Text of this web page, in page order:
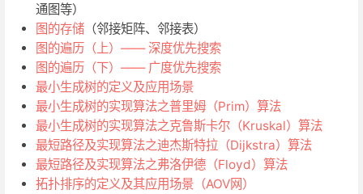
通图等）
图的存储（邻接矩阵、邻接表）
图的遍历（上）—— 深度优先搜索
图的遍历（下）—— 广度优先搜索
最小生成树的定义及应用场景
最小生成树的实现算法之普里姆（Prim）算法
最小生成树的实现算法之克鲁斯卡尔（Kruskal）算法
最短路径及实现算法之迪杰斯特拉（Dijkstra）算法
最短路径及实现算法之弗洛伊德（Floyd）算法
拓扑排序的定义及其应用场景（AOV网）